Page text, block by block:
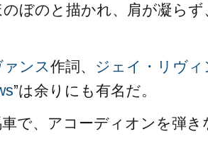
ぼのと描かれ、肩が凝らず
ンス作詞、 ジェイ・リヴィ
”は余りにも有名だ。
で、アコーディオンを弾き